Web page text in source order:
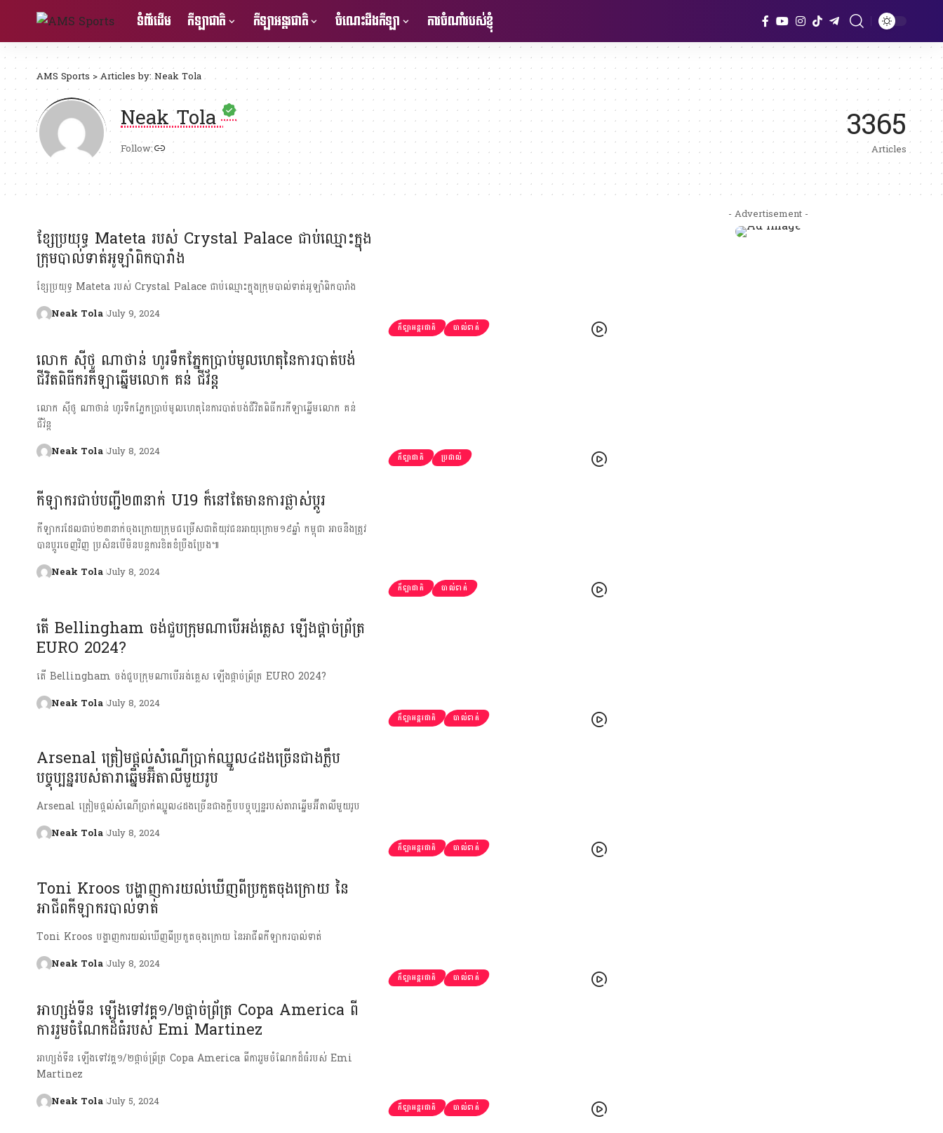
ទំព័រដើម កីឡាជាតិ កីឡាអន្តរជាតិ ចំណេះដឹងកីឡា ការចំណាំរបស់ខ្ញុំ
AMS Sports >Articles by: Neak Tola
Neak Tola
Follow: 3365
Articles
កីឡាអន្តរជាតិ បាល់ទាត់
ខ្សែប្រយុទ្ធ Mateta របស់ Crystal Palace ជាប់ឈ្មោះក្នុង
ក្រុមបាល់ទាត់អូឡាំពិកបារាំង
ខ្សែប្រយុទ្ធ Mateta របស់ Crystal Palace ជាប់ឈ្មោះក្នុងក្រុមបាល់ទាត់អូឡាំពិកបារាំង
Neak Tola July 9, 2024
កីឡាជាតិ ប្រដាល់
លោក ស៊ីថូ ណាថាន់ ហូរទឹកភ្នែកប្រាប់មូលហេតុនៃការបាត់បង់
ជីវិតពិធីករកីឡាឆ្នើមលោក គន់ ជីវ័ន្ត
លោក ស៊ីថូ ណាថាន់ ហូរទឹកភ្នែកប្រាប់មូលហេតុនៃការបាត់បង់ជីវិតពិធីករកីឡាឆ្នើមលោក គន់
ជីវ័ន្ត
Neak Tola July 8, 2024
កីឡាជាតិ បាល់ទាត់
កីឡាករជាប់បញ្ជី២៣នាក់ U19 ក៏នៅតែមានការផ្លាស់ប្ដូរ
កីឡាករដែលជាប់២៣នាក់ចុងក្រោយក្រុមជម្រើសជាតិយុវជនអាយុក្រោម១៩ឆ្នាំ កម្ពុជា អាចនឹងត្រូវ
បានប្ដូរចេញវិញ ប្រសិនបើ​មិនបន្តការខិតខំប្រឹងប្រែង៕
Neak Tola July 8, 2024
កីឡាអន្តរជាតិ បាល់ទាត់
តើ Bellingham ចង់ជួបក្រុមណាបើអង់គ្លេស ឡើងផ្ដាច់ព្រ័ត្រ
EURO 2024?
តើ Bellingham ចង់ជួបក្រុមណាបើអង់គ្លេស ឡើងផ្ដាច់ព្រ័ត្រ EURO 2024?
Neak Tola July 8, 2024
កីឡាអន្តរជាតិ បាល់ទាត់
Arsenal ត្រៀមផ្ដល់សំណើប្រាក់ឈ្នួល៤ដងច្រើនជាងក្លឹប
បច្ចុប្បន្នរបស់​តារាឆ្នើមអ៊ីតាលីមួយរូប
Arsenal ត្រៀមផ្ដល់សំណើប្រាក់ឈ្នួល៤ដងច្រើនជាងក្លឹបបច្ចុប្បន្នរបស់​តារាឆ្នើមអ៊ីតាលីមួយរូប
Neak Tola July 8, 2024
កីឡាអន្តរជាតិ បាល់ទាត់
Toni Kroos បង្ហាញការយល់ឃើញ​ពីប្រកួតចុងក្រោយ នៃ
អាជីពកីឡាករបាល់ទាត់
Toni Kroos បង្ហាញការយល់ឃើញ​ពីប្រកួតចុងក្រោយ នៃអាជីពកីឡាករបាល់ទាត់
Neak Tola July 8, 2024
កីឡាអន្តរជាតិ បាល់ទាត់
អាហ្សង់ទីន ឡើងទៅវគ្គ១/២ផ្ដាច់ព្រ័ត្រ Copa America ពី
ការរួមចំណែកដ៏ធំរបស់​ Emi Martinez
អាហ្សង់ទីន ឡើងទៅវគ្គ១/២ផ្ដាច់ព្រ័ត្រ Copa America ពីការរួមចំណែកដ៏ធំរបស់​ Emi
Martinez
Neak Tola July 5, 2024
- Advertisement -